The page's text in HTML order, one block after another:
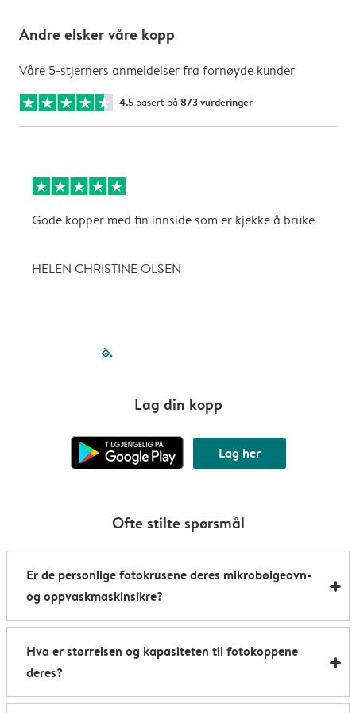
Andre elsker våre kopp
Våre 5-stjerners anmeldelser fra fornøyde kunder
4.5 basert på 873 vurderinger
Gode kopper med fin innside som er kjekke å bruke
HELEN CHRISTINE OLSEN
filled-pagination
Lag din kopp
Lag her
Ofte stilte spørsmål
Er de personlige fotokrusene deres mikrobølgeovn-
og oppvaskmaskinsikre?
De tilpassede krusene våre er både mikrobølgeovn- og
oppvaskmaskinsikre. Det eneste unntaket er de
varmefølsomme krusene våre, som er
mikrobølgeovnsikre, men som bør vaskes for hånd for
Hva er størrelsen og kapasiteten til fotokoppene
deres?
Koppene våre er 8,2 x 9,5 cm og rommer opptil 285